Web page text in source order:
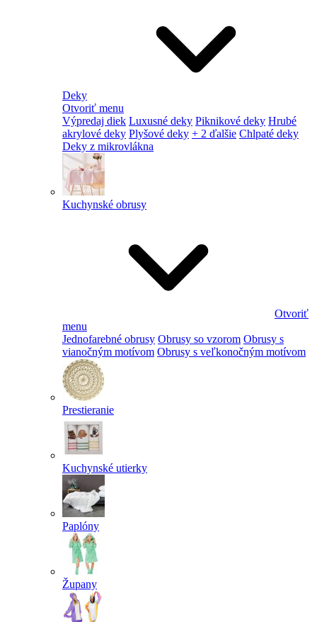
Deky
Otvoriť menu
Výpredaj diek Luxusné deky Piknikové deky Hrubé
akrylové deky Plyšové deky + 2 ďalšie Chlpaté deky
Deky z mikrovlákna
Kuchynské obrusy
Otvoriť
menu
Jednofarebné obrusy Obrusy so vzorom Obrusy s
vianočným motívom Obrusy s veľkonočným motívom
Prestieranie
Kuchynské utierky
Paplóny
Župany